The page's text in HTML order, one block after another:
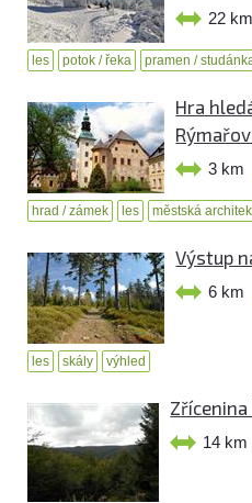
22 km
les potok / řeka pramen /
Hra
3 km
hrad / zámek les městská
Výstup
6 km
les skály výhled
14 km